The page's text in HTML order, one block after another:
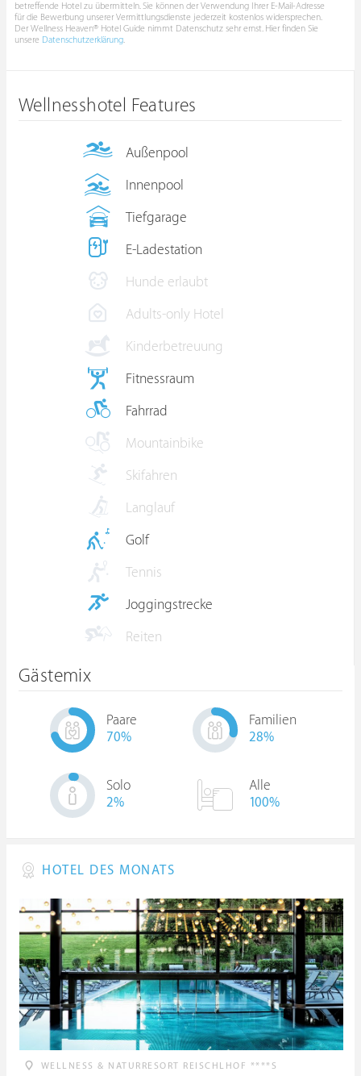
betreffende Hotel zu übermitteln. Sie können der Verwendung Ihrer E-Mail-Adresse
für die Bewerbung unserer Vermittlungsdienste jederzeit kostenlos widersprechen.
Der Wellness Heaven® Hotel Guide nimmt Datenschutz sehr ernst. Hier finden Sie
unsere Datenschutzerklärung.
Wellnesshotel Features
Außenpool
Innenpool
Tiefgarage
E-Ladestation
Hunde erlaubt
Adults-only Hotel
Kinderbetreuung
Fitnessraum
Fahrrad
Mountainbike
Skifahren
Langlauf
Golf
Tennis
Joggingstrecke
Reiten
Gästemix
Paare
70%
Familien
28%
Solo
2%
Alle
100%
HOTEL DES MONATS
WELLNESS & NATURRESORT REISCHLHOF ****S